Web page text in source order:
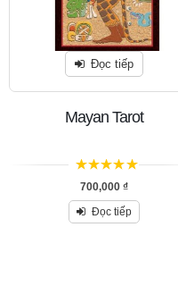
Đọc tiếp
Mayan Tarot
trên 5
700,000 ₫
Đọc tiếp